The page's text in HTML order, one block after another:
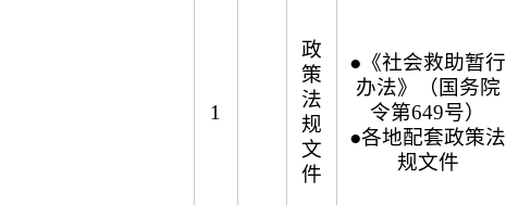
1
政
策
法
规
文
件
●《社会救助暂行
办法》（国务院
令第649号）
●各地配套政策法
规文件